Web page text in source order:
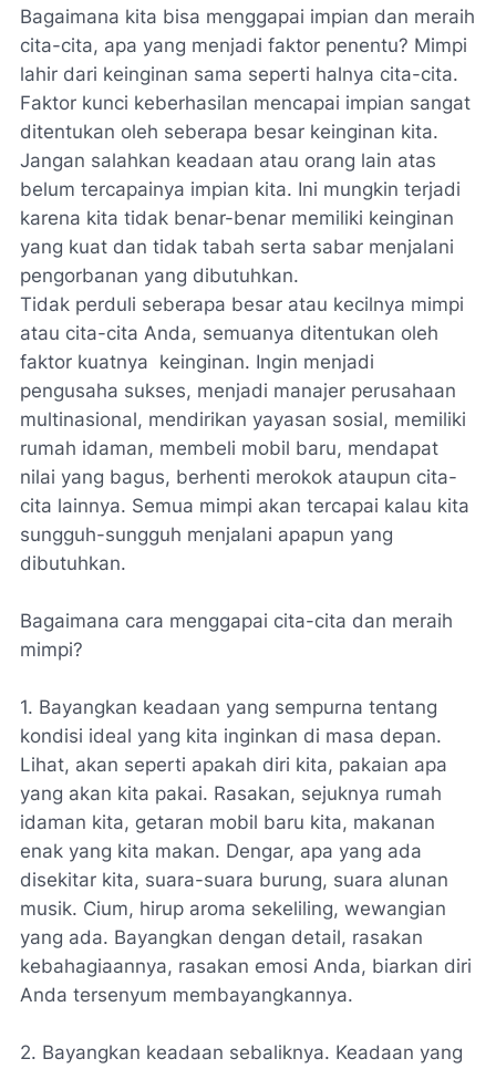
Bagaimana kita bisa menggapai impian dan meraih
cita-cita, apa yang menjadi faktor penentu? Mimpi
lahir dari keinginan sama seperti halnya cita-cita.
Faktor kunci keberhasilan mencapai impian sangat
ditentukan oleh seberapa besar keinginan kita.
Jangan salahkan keadaan atau orang lain atas
belum tercapainya impian kita. Ini mungkin terjadi
karena kita tidak benar-benar memiliki keinginan
yang kuat dan tidak tabah serta sabar menjalani
pengorbanan yang dibutuhkan.
Tidak perduli seberapa besar atau kecilnya mimpi
atau cita-cita Anda, semuanya ditentukan oleh
faktor kuatnya keinginan. Ingin menjadi
pengusaha sukses, menjadi manajer perusahaan
multinasional, mendirikan yayasan sosial, memiliki
rumah idaman, membeli mobil baru, mendapat
nilai yang bagus, berhenti merokok ataupun cita-
cita lainnya. Semua mimpi akan tercapai kalau kita
sungguh-sungguh menjalani apapun yang
dibutuhkan.
Bagaimana cara menggapai cita-cita dan meraih
mimpi?
1. Bayangkan keadaan yang sempurna tentang
kondisi ideal yang kita inginkan di masa depan.
Lihat, akan seperti apakah diri kita, pakaian apa
yang akan kita pakai. Rasakan, sejuknya rumah
idaman kita, getaran mobil baru kita, makanan
enak yang kita makan. Dengar, apa yang ada
disekitar kita, suara-suara burung, suara alunan
musik. Cium, hirup aroma sekeliling, wewangian
yang ada. Bayangkan dengan detail, rasakan
kebahagiaannya, rasakan emosi Anda, biarkan diri
Anda tersenyum membayangkannya.
2. Bayangkan keadaan sebaliknya. Keadaan yang